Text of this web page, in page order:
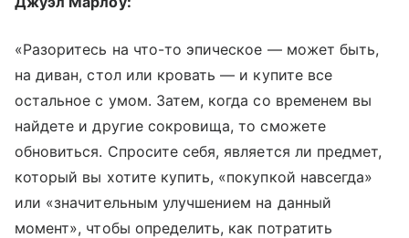
«Разоритесь на что-то эпическое — может быть,
на диван, стол или кровать — и купите все
остальное с умом. Затем, когда со временем вы
найдете и другие сокровища, то сможете
обновиться. Спросите себя, является ли предмет,
который вы хотите купить, «покупкой навсегда»
или «значительным улучшением на данный
момент», чтобы определить, как потратить